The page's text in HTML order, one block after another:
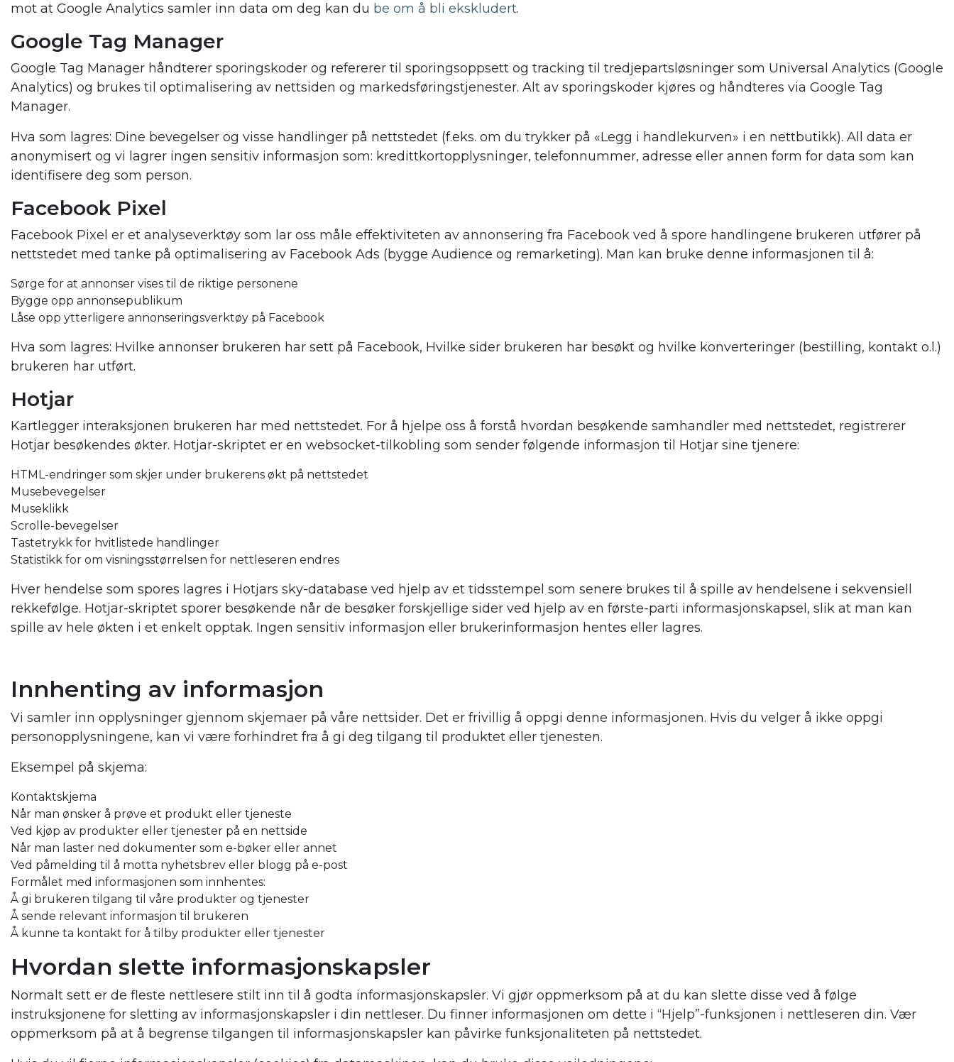
mot at Google Analytics samler inn data om deg kan du be om å bli ekskludert.
Google Tag Manager
Google Tag Manager håndterer sporingskoder og refererer til sporingsoppsett og tracking til tredjepartsløsninger som Universal Analytics (Google
Analytics) og brukes til optimalisering av nettsiden og markedsføringstjenester. Alt av sporingskoder kjøres og håndteres via Google Tag
Manager.
Hva som lagres: Dine bevegelser og visse handlinger på nettstedet (f.eks. om du trykker på «Legg i handlekurven» i en nettbutikk). All data er
anonymisert og vi lagrer ingen sensitiv informasjon som: kredittkortopplysninger, telefonnummer, adresse eller annen form for data som kan
identifisere deg som person.
Facebook Pixel
Facebook Pixel er et analyseverktøy som lar oss måle effektiviteten av annonsering fra Facebook ved å spore handlingene brukeren utfører på
nettstedet med tanke på optimalisering av Facebook Ads (bygge Audience og remarketing). Man kan bruke denne informasjonen til å:
Sørge for at annonser vises til de riktige personene
Bygge opp annonsepublikum
Låse opp ytterligere annonseringsverktøy på Facebook
Hva som lagres: Hvilke annonser brukeren har sett på Facebook, Hvilke sider brukeren har besøkt og hvilke konverteringer (bestilling, kontakt o.l.)
brukeren har utført.
Hotjar
Kartlegger interaksjonen brukeren har med nettstedet. For å hjelpe oss å forstå hvordan besøkende samhandler med nettstedet, registrerer
Hotjar besøkendes økter. Hotjar-skriptet er en websocket-tilkobling som sender følgende informasjon til Hotjar sine tjenere:
HTML-endringer som skjer under brukerens økt på nettstedet
Musebevegelser
Museklikk
Scrolle-bevegelser
Tastetrykk for hvitlistede handlinger
Statistikk for om visningsstørrelsen for nettleseren endres
Hver hendelse som spores lagres i Hotjars sky-database ved hjelp av et tidsstempel som senere brukes til å spille av hendelsene i sekvensiell
rekkefølge. Hotjar-skriptet sporer besøkende når de besøker forskjellige sider ved hjelp av en første-parti informasjonskapsel, slik at man kan
spille av hele økten i et enkelt opptak. Ingen sensitiv informasjon eller brukerinformasjon hentes eller lagres.
Innhenting av informasjon
Vi samler inn opplysninger gjennom skjemaer på våre nettsider. Det er frivillig å oppgi denne informasjonen. Hvis du velger å ikke oppgi
personopplysningene, kan vi være forhindret fra å gi deg tilgang til produktet eller tjenesten.
Eksempel på skjema:
Kontaktskjema
Når man ønsker å prøve et produkt eller tjeneste
Ved kjøp av produkter eller tjenester på en nettside
Når man laster ned dokumenter som e-bøker eller annet
Ved påmelding til å motta nyhetsbrev eller blogg på e-post
Formålet med informasjonen som innhentes:
Å gi brukeren tilgang til våre produkter og tjenester
Å sende relevant informasjon til brukeren
Å kunne ta kontakt for å tilby produkter eller tjenester
Hvordan slette informasjonskapsler
Normalt sett er de fleste nettlesere stilt inn til å godta informasjonskapsler. Vi gjør oppmerksom på at du kan slette disse ved å følge
instruksjonene for sletting av informasjonskapsler i din nettleser. Du finner informasjonen om dette i “Hjelp”-funksjonen i nettleseren din. Vær
oppmerksom på at å begrense tilgangen til informasjonskapsler kan påvirke funksjonaliteten på nettstedet.